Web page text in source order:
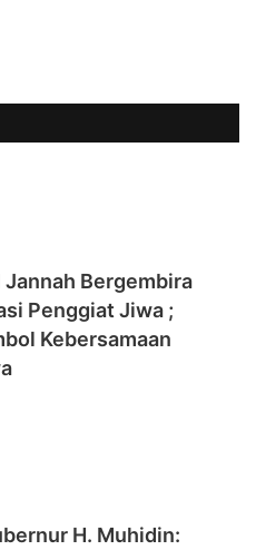
Jannah Bergembira
Penggiat Jiwa ;
Kebersamaan
H. Muhidin: